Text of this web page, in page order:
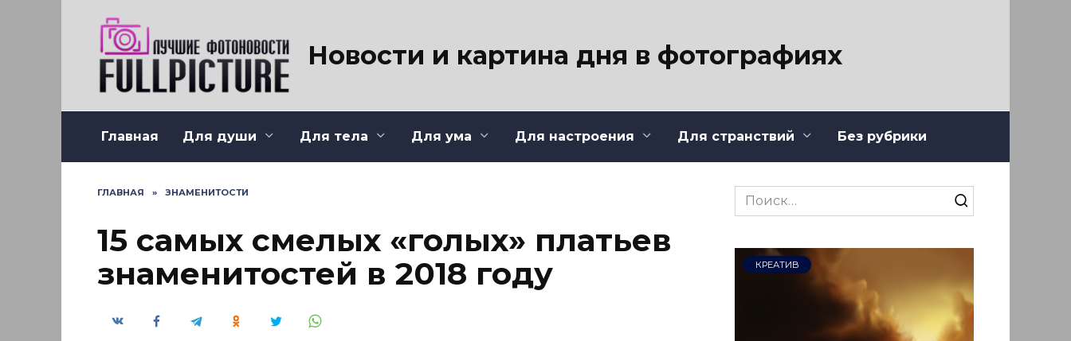
Новости и картина дня в фотографиях
Главная Для души Для тела Для ума Для настроения Для странствий Без рубрики
ГЛАВНАЯ » ЗНАМЕНИТОСТИ
15 самых смелых «голых» платьев
знаменитостей в 2018 году
Search
for:
КРЕАТИВ